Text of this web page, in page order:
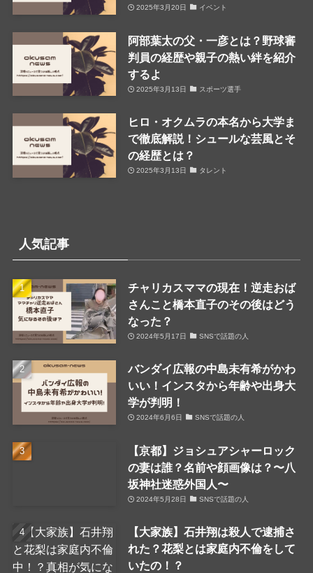
2025年3月20日 イベント
阿部葉太の父・一彦とは？野球審
判員の経歴や親子の熱い絆を紹介
するよ
2025年3月13日 スポーツ選手
ヒロ・オクムラの本名から大学ま
で徹底解説！シュールな芸風とそ
の経歴とは？
2025年3月13日 タレント
人気記事
チャリカスママの現在！逆走おば
さんこと橋本直子のその後はどう
なった？
2024年5月17日 SNSで話題の人
バンダイ広報の中島未有希がかわ
いい！インスタから年齢や出身大
学が判明！
2024年6月6日 SNSで話題の人
【京都】ジョシュアシャーロック
の妻は誰？名前や顔画像は？〜八
坂神社迷惑外国人〜
2024年5月28日 SNSで話題の人
【大家族】石井翔は殺人で逮捕さ
れた？花梨とは家庭内不倫をして
いたの！？